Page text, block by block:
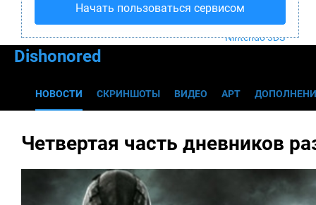
Начать пользоваться сервисом
PS4
Xbox One
Nintendo 3DS
Dishonored
НОВОСТИ СКРИНШОТЫ ВИДЕО АРТ
Четвертая часть дневников